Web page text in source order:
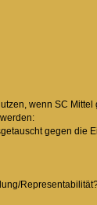
wenn SC
gegen die